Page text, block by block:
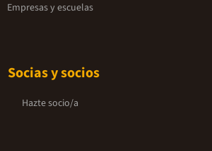
Empresas y escuelas
Socias y socios
Hazte socio/a